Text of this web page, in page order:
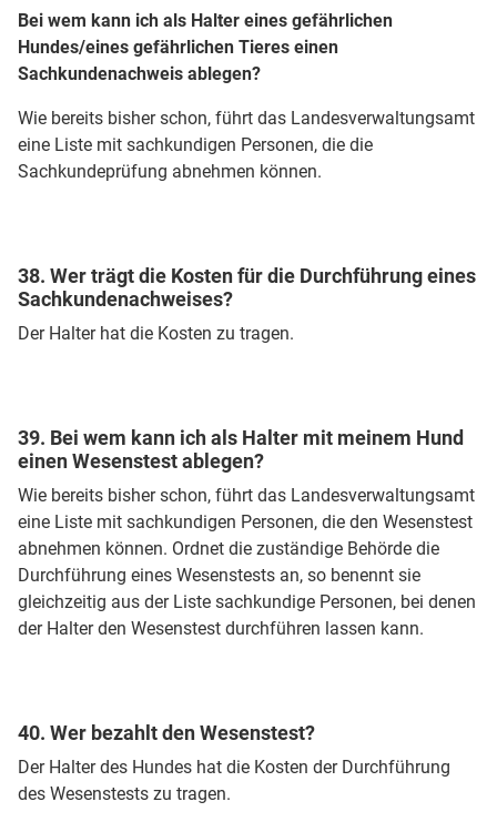
Bei wem kann ich als Halter eines gefährlichen
Hundes/eines gefährlichen Tieres einen
Sachkundenachweis ablegen?
Wie bereits bisher schon, führt das Landesverwaltungsamt
eine Liste mit sachkundigen Personen, die die
Sachkundeprüfung abnehmen können.
38. Wer trägt die Kosten für die Durchführung eines
Sachkundenachweises?
Der Halter hat die Kosten zu tragen.
39. Bei wem kann ich als Halter mit meinem Hund
einen Wesenstest ablegen?
Wie bereits bisher schon, führt das Landesverwaltungsamt
eine Liste mit sachkundigen Personen, die den Wesenstest
abnehmen können. Ordnet die zuständige Behörde die
Durchführung eines Wesenstests an, so benennt sie
gleichzeitig aus der Liste sachkundige Personen, bei denen
der Halter den Wesenstest durchführen lassen kann.
40. Wer bezahlt den Wesenstest?
Der Halter des Hundes hat die Kosten der Durchführung
des Wesenstests zu tragen.